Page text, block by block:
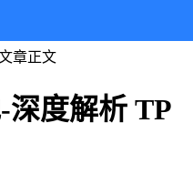
章正文
度解析 TP